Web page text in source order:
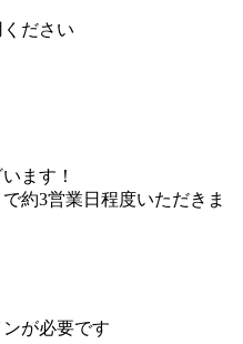
ださい
ます！
約3営業日程度いただきま
が必要です